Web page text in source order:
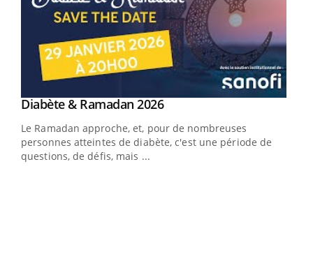
Youtube
Diabète & Ramadan 2026Youtube
Le Ramadan approche, et, pour de nombreuses
personnes atteintes de diabète, c'est une période de
questions, de défis, mais ...